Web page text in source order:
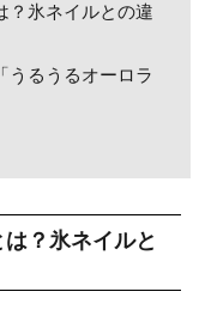
？氷ネイルとの違
うるうるオーロラ
は？氷ネイルと